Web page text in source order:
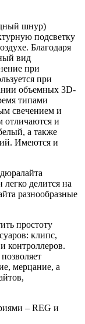
шнур)
подсветку
Благодаря
вид
при
при
объемных 3D-
типами
свечением и
отличаются и
а также
Имеются и
делится на
разнообразные
простоту
клипс,
контроллеров.
мерцание, а
– REG и